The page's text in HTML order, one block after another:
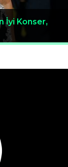
İyi Konser,